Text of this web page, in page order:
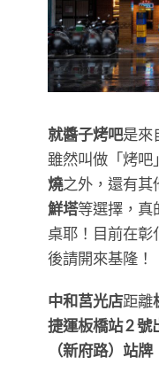
就醬子烤吧是來
雖然叫做「烤吧
燒之外，還有其
鮮塔等選擇，真
桌耶！目前在彰
後請開來基隆！
中和莒光店距離
捷運板橋站 2 號
（新府路）站牌